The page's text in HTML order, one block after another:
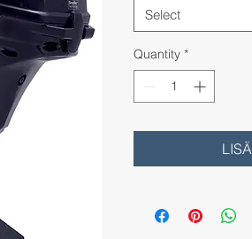
Select
Quantity *